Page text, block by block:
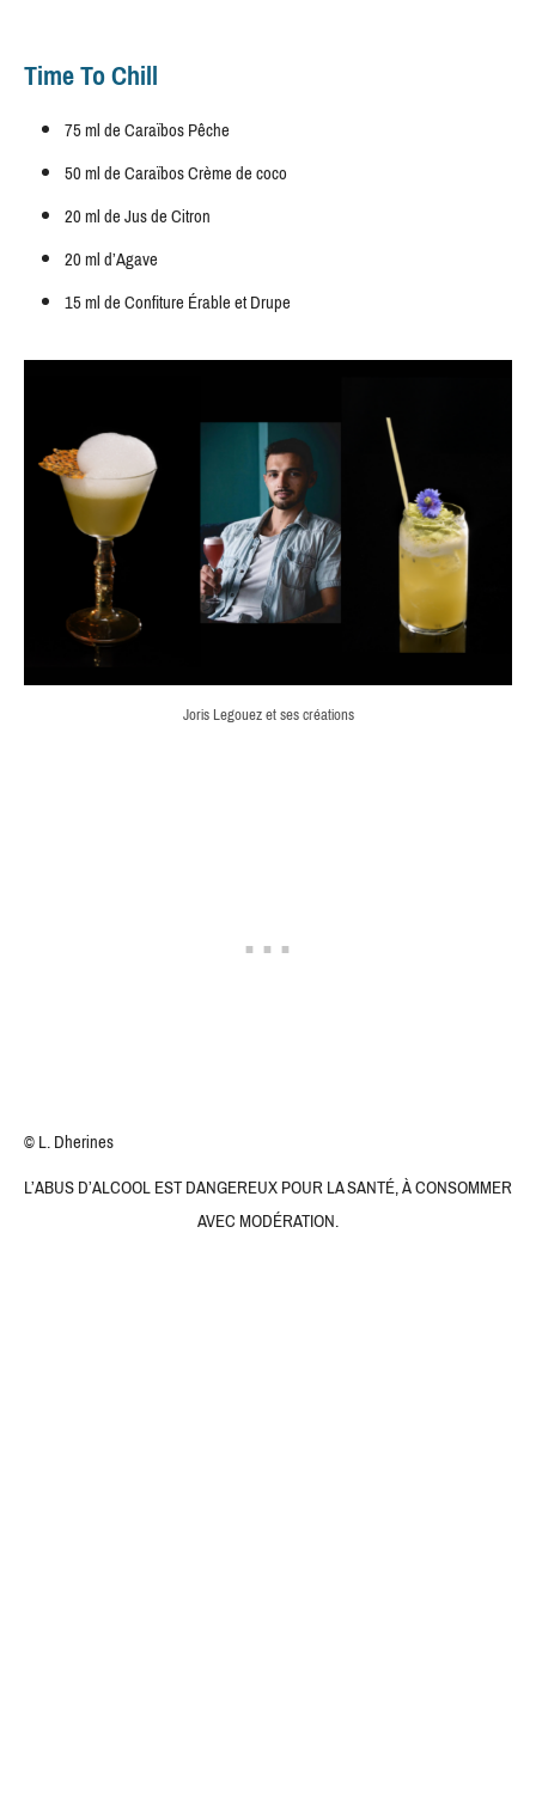
Time To Chill
75 ml de Caraïbos Pêche
50 ml de Caraïbos Crème de coco
20 ml de Jus de Citron
20 ml d’Agave
15 ml de Confiture Érable et Drupe
Joris Legouez et ses créations
© L. Dherines
L’ABUS D’ALCOOL EST DANGEREUX POUR LA SANTÉ, À CONSOMMER
AVEC MODÉRATION.